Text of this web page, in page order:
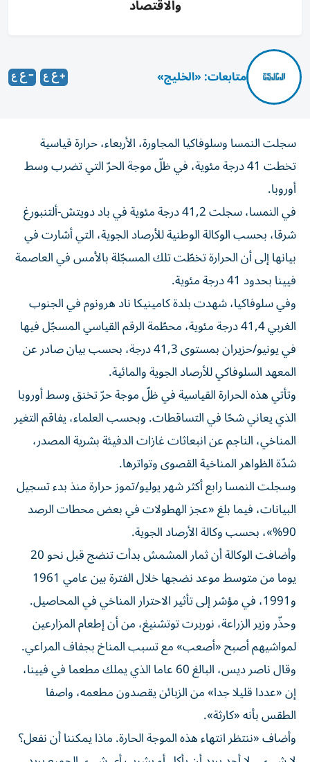
والاقتصاد
متابعات: «الخليج»
سجلت النمسا وسلوفاكيا المجاورة، الأربعاء، حرارة قياسية
تخطت 41 درجة مئوية، في ظلّ موجة الحرّ التي تضرب وسط
أوروبا.
في النمسا، سجلت 41,2 درجة مئوية في باد دويتش-ألتنبورغ
شرقا، بحسب الوكالة الوطنية للأرصاد الجوية، التي أشارت في
بيانها إلى أن الحرارة تخطّت تلك المسجّلة بالأمس في العاصمة
فيينا بحدود 41 درجة مئوية.
وفي سلوفاكيا، شهدت بلدة كامينيكا ناد هرونوم في الجنوب
الغربي 41,4 درجة مئوية، محطّمة الرقم القياسي المسجّل فيها
في يونيو/حزيران بمستوى 41,3 درجة، بحسب بيان صادر عن
المعهد السلوفاكي للأرصاد الجوية والمائية.
وتأتي هذه الحرارة القياسية في ظلّ موجة حرّ تخنق وسط أوروبا
الذي يعاني شحّا في التساقطات. وبحسب العلماء، يفاقم التغير
المناخي، الناجم عن انبعاثات غازات الدفيئة بشرية المصدر،
شدّة الظواهر المناخية القصوى وتواترها.
وسجلت النمسا رابع أكثر شهر يوليو/تموز حرارة منذ بدء تسجيل
البيانات، فيما بلغ «عجز الهطولات في بعض محطات الرصد
90%»، بحسب وكالة الأرصاد الجوية.
وأضافت الوكالة أن ثمار المشمش بدأت تنضج قبل نحو 20
يوما من متوسط موعد نضجها خلال الفترة بين عامي 1961
و1991، في مؤشر إلى تأثير الاحترار المناخي في المحاصيل.
وحذّر وزير الزراعة، نوربرت توتشنيغ، من أن إطعام المزارعين
لمواشيهم أصبح «أصعب» مع تسبب المناخ بجفاف المراعي.
وقال ناصر ديس، البالغ 60 عاما الذي يملك مطعما في فيينا،
إن «عددا قليلا جدا» من الزبائن يقصدون مطعمه، واصفا
الطقس بأنه «كارثة».
وأضاف «ننتظر انتهاء هذه الموجة الحارة. ماذا يمكننا أن نفعل؟